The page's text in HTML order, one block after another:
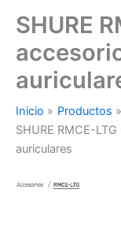
SHURE
Inicio
Productos
SHURE RMCE-
auriculares
SHURE